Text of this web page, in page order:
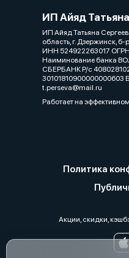
ИП Айяд
ИП Айяд Татьяна
область, г. Дзержинск,
ИНН 524922263017
Наиминование банка
СБЕРБАНК Р/с
30101810900000000603
t.perseva@mail.ru
Работает на
Политика
Акции, скидки,